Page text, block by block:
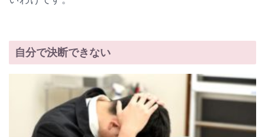
自分で決断できない